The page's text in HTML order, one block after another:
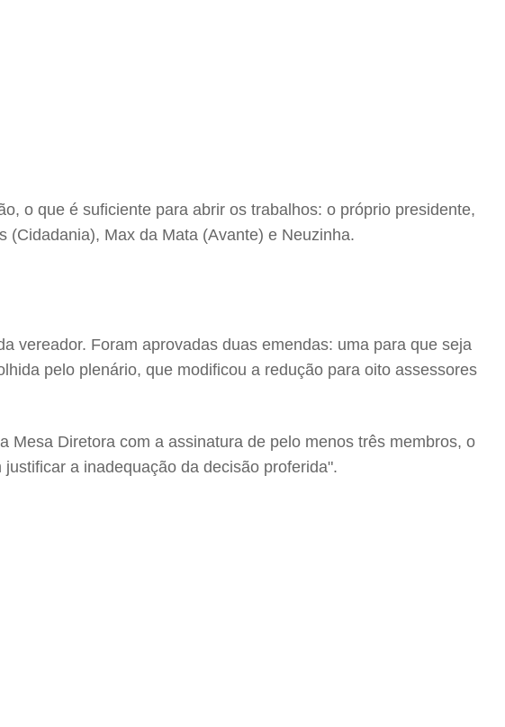
o que é suficiente para abrir os trabalhos: o próprio presidente,
(Cidadania), Max da Mata (Avante) e Neuzinha.
vereador. Foram aprovadas duas emendas: uma para que seja
pelo plenário, que modificou a redução para oito assessores
Diretora com a assinatura de pelo menos três membros, o
a inadequação da decisão proferida".